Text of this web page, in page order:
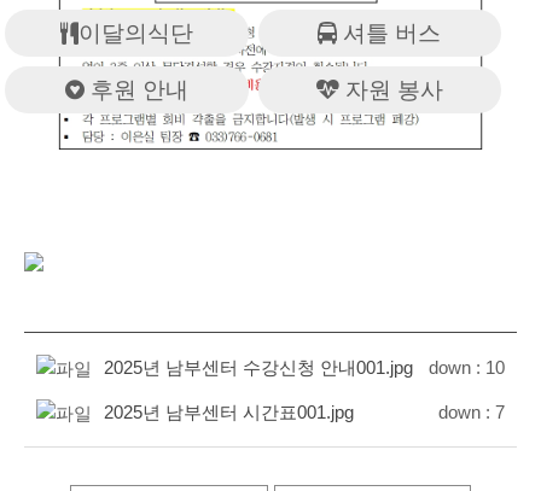
이달의식단 셔틀 버스
후원 안내 자원 봉사
2025년 남부센터 수강신청 안내001.jpg down : 10
2025년 남부센터 시간표001.jpg down : 7